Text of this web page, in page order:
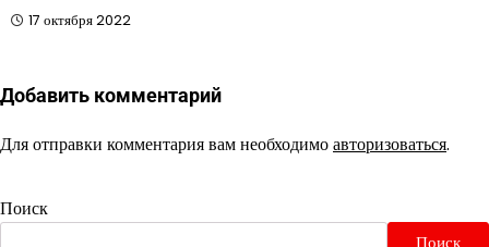
17 октября 2022
Добавить комментарий
Для отправки комментария вам необходимоавторизоваться.
Поиск
Поиск